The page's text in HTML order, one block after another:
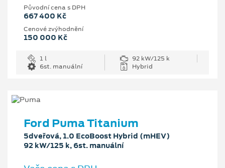
Původní cena s DPH
667 400 Kč
Cenové zvýhodnění
150 000 Kč
1 l
92 kW/125 k
6st. manuální
Hybrid
Ford Puma Titanium
5dveřová, 1.0 EcoBoost Hybrid (mHEV)
92 kW/125 k, 6st. manuální